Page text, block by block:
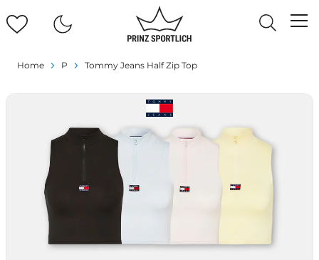
Home P Tommy Jeans Half Zip Top